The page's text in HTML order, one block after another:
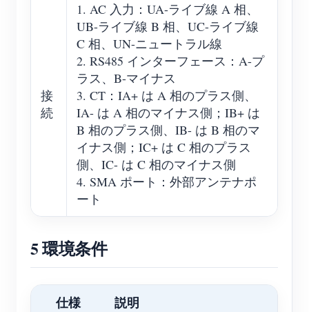
接
続
1. AC 入力：UA-ライブ線 A 相、
UB-ライブ線 B 相、UC-ライブ線
C 相、UN-ニュートラル線
2. RS485 インターフェース：A-プ
ラス、B-マイナス
3. CT：IA+ は A 相のプラス側、
IA- は A 相のマイナス側；IB+ は
B 相のプラス側、IB- は B 相のマ
イナス側；IC+ は C 相のプラス
側、IC- は C 相のマイナス側
4. SMA ポート：外部アンテナポ
ート
5 環境条件
仕様 説明